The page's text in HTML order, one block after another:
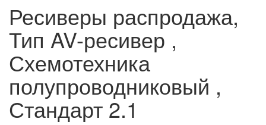
Ресиверы распродажа,
Тип AV-ресивер ,
Схемотехника
полупроводниковый ,
Стандарт 2.1